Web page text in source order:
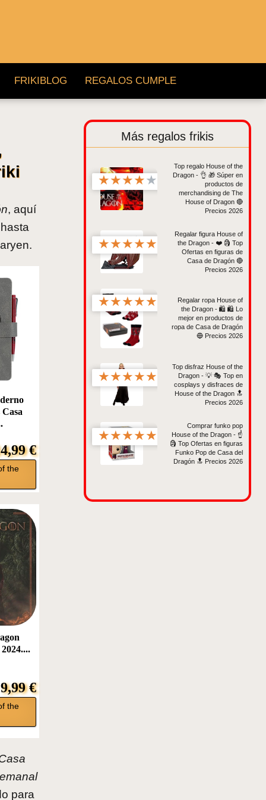
FRIKIBLOG REGALOS CUMPLE
, aquí
€
the
9,99 €
the
para
Más regalos frikis
★★★★★
Top regalo House of the
Dragon - 👌 🎁 Súper en
productos de
merchandising de The
House of Dragon 🔴
Precios 2026
★★★★★
Regalar figura House of
the Dragon - ❤️ 🗿 Top
Ofertas en figuras de
Casa de Dragón 🔴
Precios 2026
★★★★★
Regalar ropa House of
the Dragon - 🛍️ 🛍️ Lo
mejor en productos de
ropa de Casa de Dragón
🔵 Precios 2026
★★★★★
Top disfraz House of the
Dragon - 💡 🎭 Top en
cosplays y disfraces de
House of the Dragon 🔝
Precios 2026
★★★★★
Comprar funko pop
House of the Dragon - ☝️
🗿 Top Ofertas en figuras
Funko Pop de Casa del
Dragón 🔝 Precios 2026